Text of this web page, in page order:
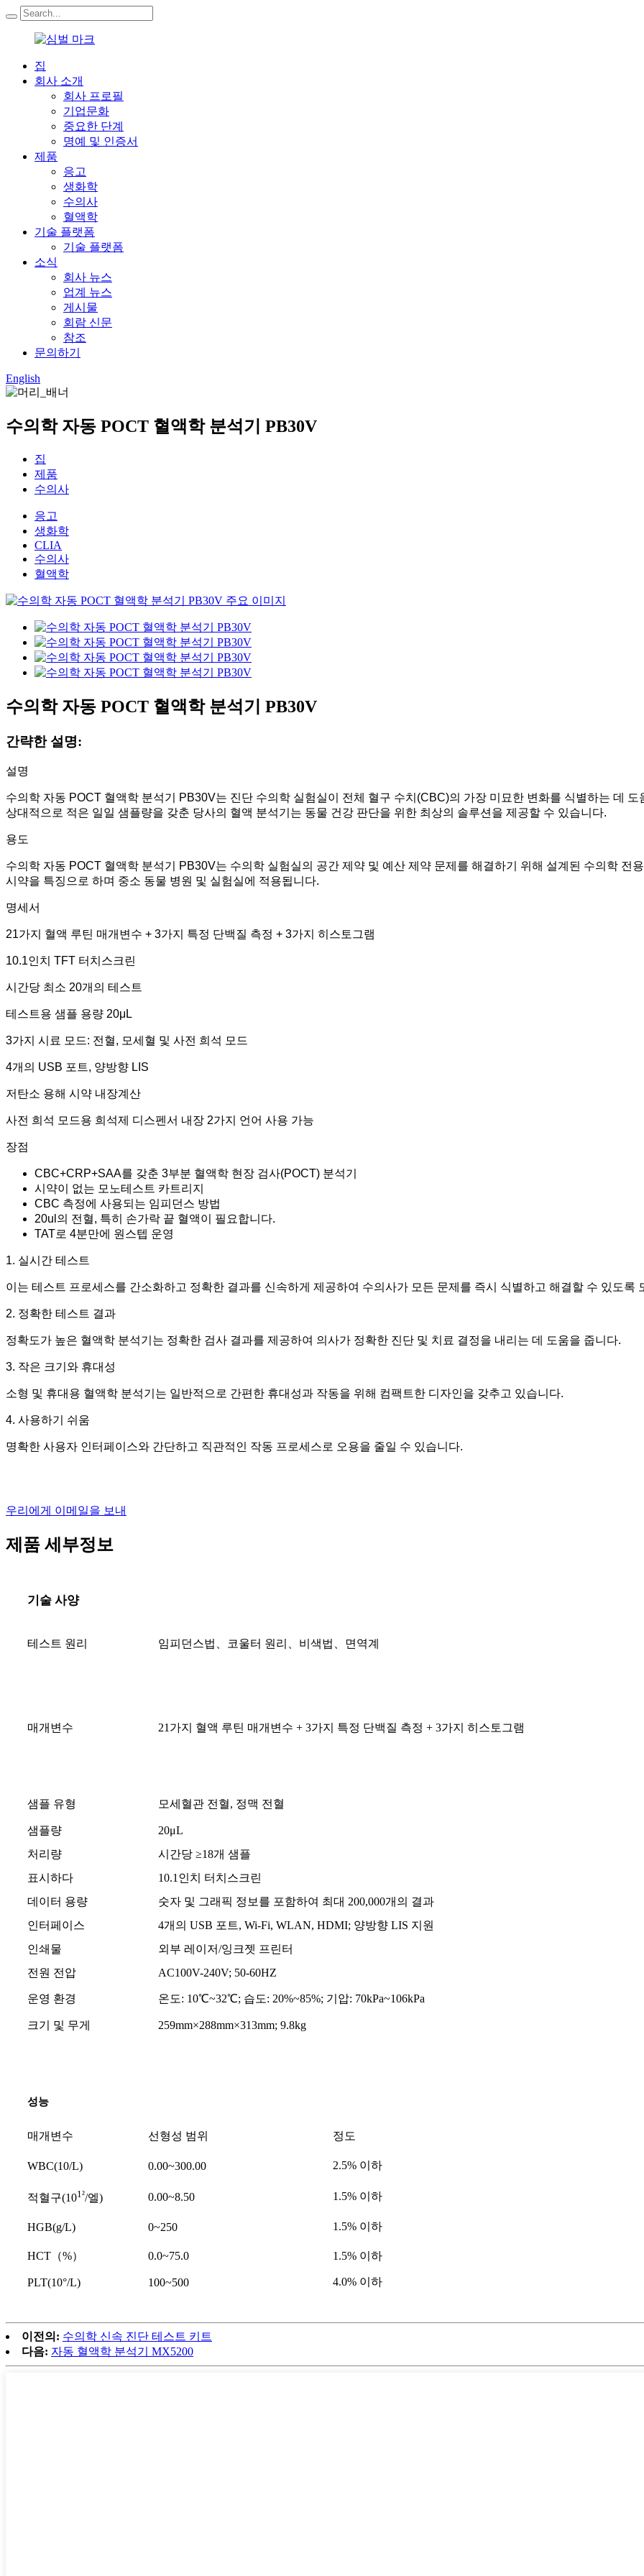
집
회사 소개
회사 프로필
기업문화
중요한 단계
명예 및 인증서
제품
응고
생화학
수의사
혈액학
기술 플랫폼
기술 플랫폼
소식
회사 뉴스
업계 뉴스
게시물
회람 신문
참조
문의하기
English
수의학 자동 POCT 혈액학 분석기 PB30V
집
제품
수의사
응고
생화학
CLIA
수의사
혈액학
수의학 자동 POCT 혈액학 분석기 PB30V
간략한 설명:
설명
수의학 자동 POCT 혈액학 분석기 PB30V는 진단 수의학 실험실이 전체 혈구 수치(CBC)의 가장 미묘한 변화를 식별하는 데
상대적으로 적은 일일 샘플량을 갖춘 당사의 혈액 분석기는 동물 건강 판단을 위한 최상의 솔루션을 제공할 수 있습니다.
용도
수의학 자동 POCT 혈액학 분석기 PB30V는 수의학 실험실의 공간 제약 및 예산 제약 문제를 해결하기 위해 설계된 수의학 전
시약을 특징으로 하며 중소 동물 병원 및 실험실에 적용됩니다.
명세서
21가지 혈액 루틴 매개변수 + 3가지 특정 단백질 측정 + 3가지 히스토그램
10.1인치 TFT 터치스크린
시간당 최소 20개의 테스트
테스트용 샘플 용량 20μL
3가지 시료 모드: 전혈, 모세혈 및 사전 희석 모드
4개의 USB 포트, 양방향 LIS
저탄소 용해 시약 내장계산
사전 희석 모드용 희석제 디스펜서 내장 2가지 언어 사용 가능
장점
CBC+CRP+SAA를 갖춘 3부분 혈액학 현장 검사(POCT) 분석기
시약이 없는 모노테스트 카트리지
CBC 측정에 사용되는 임피던스 방법
20ul의 전혈, 특히 손가락 끝 혈액이 필요합니다.
TAT로 4분만에 원스텝 운영
1. 실시간 테스트
이는 테스트 프로세스를 간소화하고 정확한 결과를 신속하게 제공하여 수의사가 모든 문제를 즉시 식별하고 해결할 수 있도록
2. 정확한 테스트 결과
정확도가 높은 혈액학 분석기는 정확한 검사 결과를 제공하여 의사가 정확한 진단 및 치료 결정을 내리는 데 도움을 줍니다.
3. 작은 크기와 휴대성
소형 및 휴대용 혈액학 분석기는 일반적으로 간편한 휴대성과 작동을 위해 컴팩트한 디자인을 갖추고 있습니다.
4. 사용하기 쉬움
명확한 사용자 인터페이스와 간단하고 직관적인 작동 프로세스로 오용을 줄일 수 있습니다.
우리에게 이메일을 보내
제품 세부정보
기술 사양
테스트 원리 임피던스법、코울터 원리、비색법、면역계
매개변수 21가지 혈액 루틴 매개변수 + 3가지 특정 단백질 측정 + 3가지 히스토그램
샘플 유형 모세혈관 전혈, 정맥 전혈
샘플량
20μL
처리량
시간당 ≥18개 샘플
표시하다
10.1인치 터치스크린
데이터 용량
숫자 및 그래픽 정보를 포함하여 최대 200,000개의 결과
인터페이스
4개의 USB 포트, Wi-Fi, WLAN, HDMI; 양방향 LIS 지원
인쇄물
외부 레이저/잉크젯 프린터
전원 전압
AC100V-240V; 50-60HZ
운영 환경 온도: 10℃~32℃; 습도: 20%~85%; 기압: 70kPa~106kPa
크기 및 무게 259mm×288mm×313mm; 9.8kg
성능
매개변수 선형성 범위 정도
WBC(10/L) 0.00~300.00 2.5% 이하
적혈구(101²/엘) 0.00~8.50 1.5% 이하
HGB(g/L) 0~250 1.5% 이하
HCT（%） 0.0~75.0 1.5% 이하
PLT(10°/L) 100~500 4.0% 이하
이전의: 수의학 신속 진단 테스트 키트
다음: 자동 혈액학 분석기 MX5200